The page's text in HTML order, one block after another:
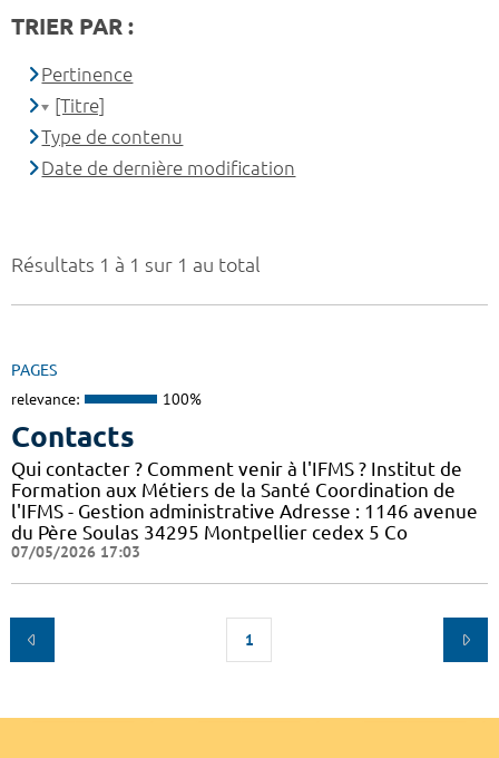
Résultats 1 à 1 sur 1 au total
PAGES
relevance: 100%
Contacts
Qui contacter ? Comment venir à l'IFMS ? Institut de
Formation aux Métiers de la Santé Coordination de
l'IFMS - Gestion administrative Adresse : 1146 avenue
du Père Soulas 34295 Montpellier cedex 5 Co
07/05/2026 17:03
1
TRIER PAR :
Pertinence
[Titre]
Type de contenu
Date de dernière modification